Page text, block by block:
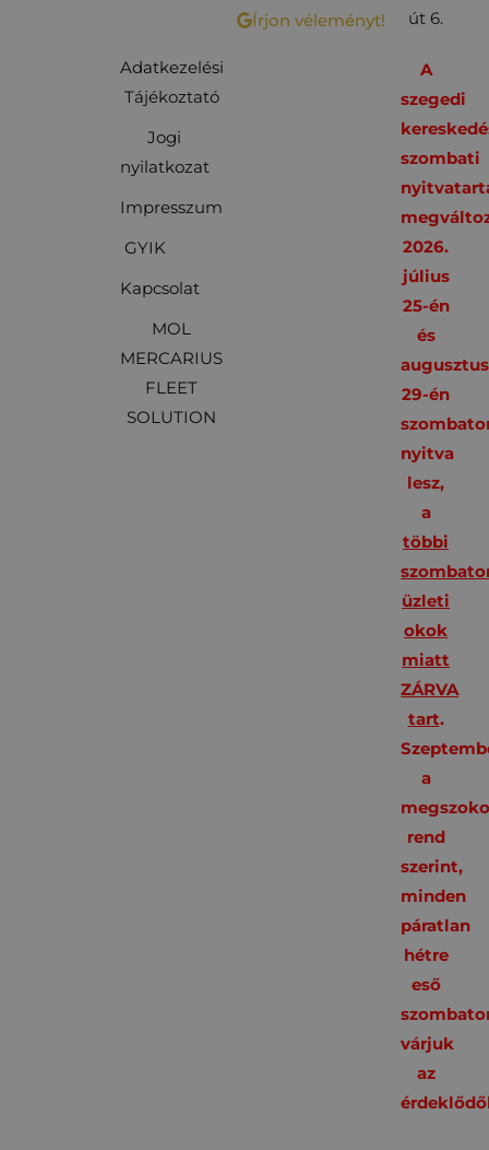
Adatkezelési
Tájékoztató
Jogi
nyilatkozat
Impresszum
GYIK
Kapcsolat
MOL
MERCARIUS
FLEET
SOLUTION
Írjon véleményt!
út 6.
A
szegedi
szombati
2026.
július
25-én
és
augusztus
29-én
nyitva
lesz,
a
többi
üzleti
okok
miatt
ZÁRVA
tart.
a
rend
szerint,
minden
páratlan
hétre
eső
várjuk
az